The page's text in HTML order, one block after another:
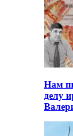
Нам
делу